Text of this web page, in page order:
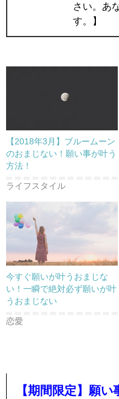
さい。あ
す。】
【2018年3月】ブルームーン
のおまじない！願い事が叶う
方法！
ライフスタイル
今すぐ願いが叶うおまじな
い！一瞬で絶対必ず願いが叶
うおまじない
恋愛
【期間限定】願